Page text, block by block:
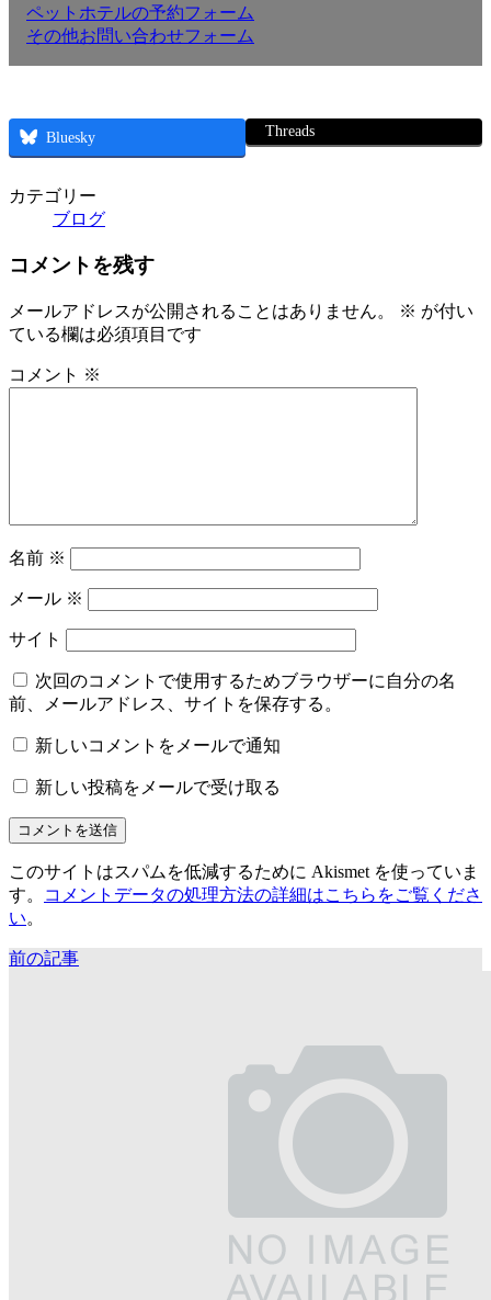
ペットホテルの予約フォーム
その他お問い合わせフォーム
Bluesky Threads
カテゴリー
ブログ
コメントを残す
メールアドレスが公開されることはありません。 ※ が付い
ている欄は必須項目です
コメント ※
名前 ※
メール ※
サイト
次回のコメントで使用するためブラウザーに自分の名
前、メールアドレス、サイトを保存する。
新しいコメントをメールで通知
新しい投稿をメールで受け取る
このサイトはスパムを低減するために Akismet を使っていま
す。
コメントデータの処理方法の詳細はこちらをご覧くださ
い。
前の記事